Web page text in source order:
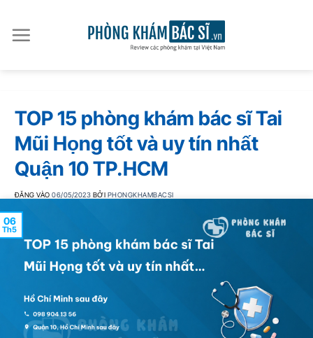
qua
nội
TOP 15 phòng khám bác sĩ Tai
Mũi Họng tốt và uy tín nhất
Quận 10 TP.HCM
ĐĂNG VÀO06/05/2023 BỞI PHONGKHAMBACSI
06
Th5